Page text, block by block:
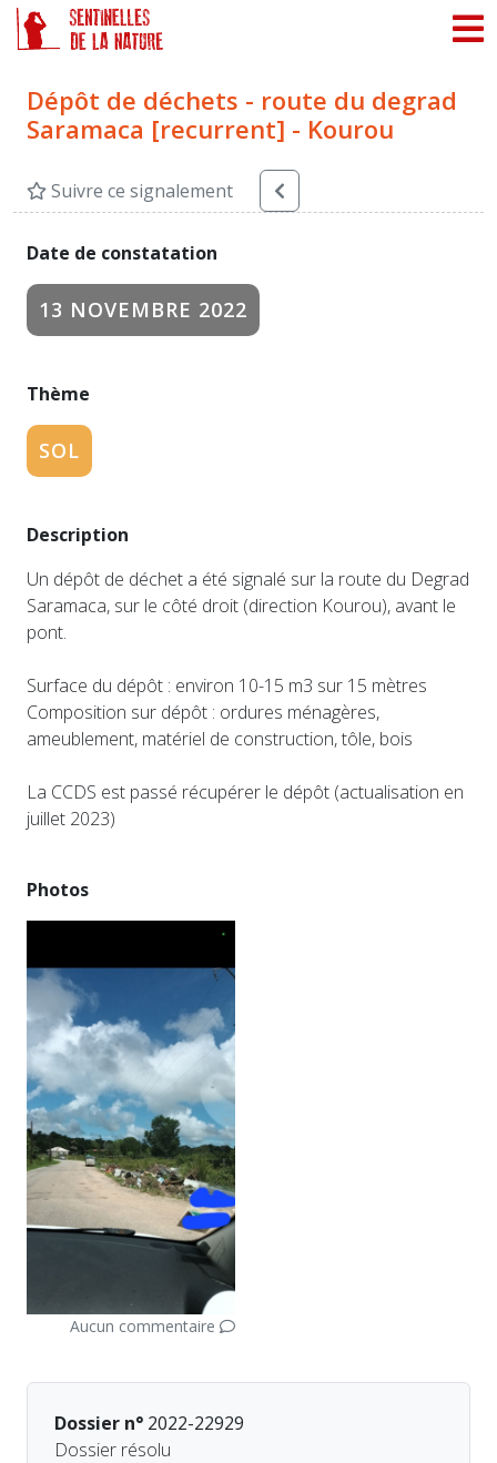
Dépôt de déchets - route du degrad
Saramaca [recurrent] - Kourou
Suivre ce signalement
Date de constatation
13 NOVEMBRE 2022
Thème
SOL
Description
Un dépôt de déchet a été signalé sur la route du Degrad
Saramaca, sur le côté droit (direction Kourou), avant le
pont.
Surface du dépôt : environ 10-15 m3 sur 15 mètres
Composition sur dépôt : ordures ménagères,
ameublement, matériel de construction, tôle, bois
La CCDS est passé récupérer le dépôt (actualisation en
juillet 2023)
Photos
Aucun commentaire
Dossier n° 2022-22929
Dossier résolu
Panneau de gestion des cookies